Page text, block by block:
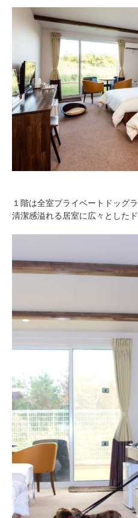
１階は全室プライベートドッグ
清潔感溢れる居室に広々とした